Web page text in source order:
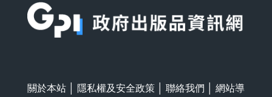
關於本站 隱私權及安全政策 聯絡我們
網站導